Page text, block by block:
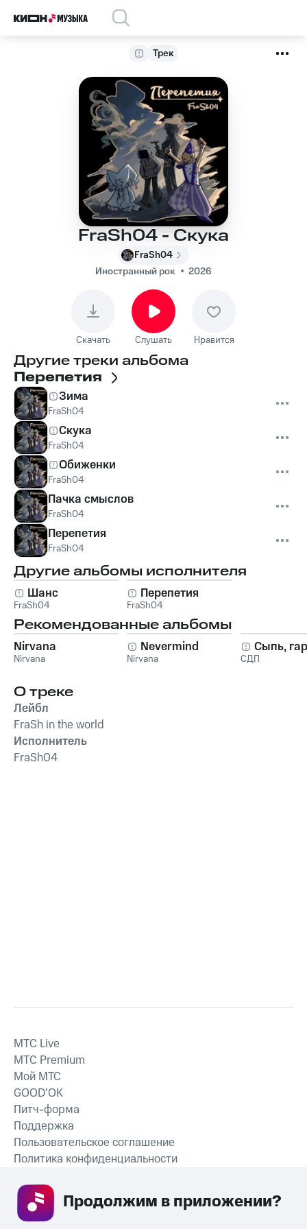
Трек
FraSh04 - Скука
FraSh04
Иностранный рок
2026
Скачать Слушать Нравится
Другие треки альбома
Перепетия
Зима
FraSh04
Скука
FraSh04
Обиженки
FraSh04
Пачка смыслов
FraSh04
Перепетия
FraSh04
Другие альбомы исполнителя
Шанс
FraSh04
Перепетия
FraSh04
Рекомендованные альбомы
Nirvana
Nirvana
Nevermind
Nirvana
Сыпь,
СДП
О треке
Лейбл
FraSh in the world
Исполнитель
FraSh04
СКАЧАТЬ ПРИЛОЖЕНИЕ
MTС Live
MTС Premium
Мой МТС
GOOD’OK
Питч-форма
Поддержка
Пользовательское соглашение
Политика конфиденциальности